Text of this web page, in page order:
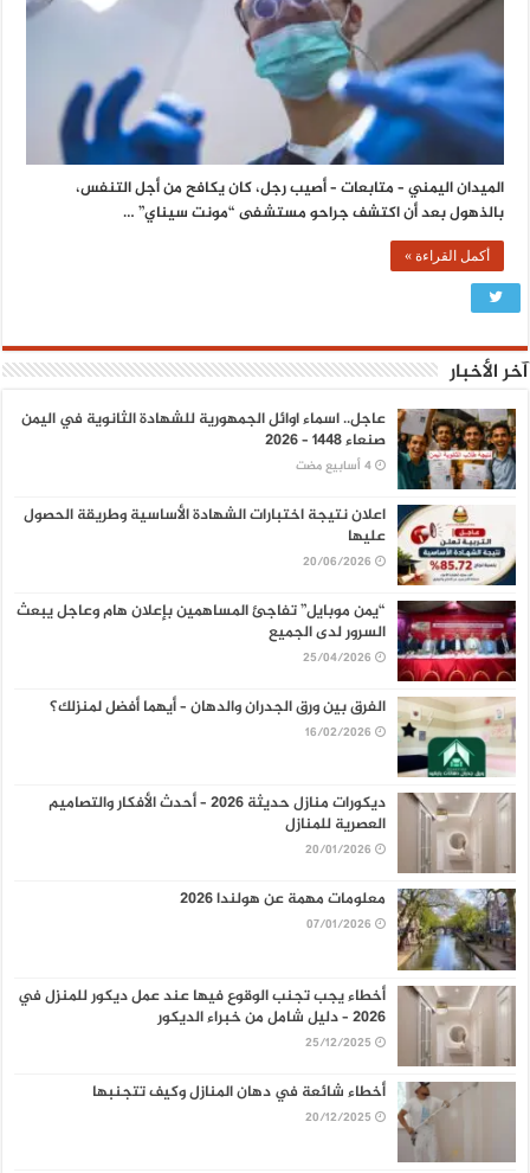
الميدان اليمني – متابعات – أصيب رجل، كان يكافح من أجل التنفس،
بالذهول بعد أن اكتشف جراحو مستشفى “مونت سيناي” …
أكمل القراءة »
آخر الأخبار
عاجل.. اسماء اوائل الجمهورية للشهادة الثانوية في اليمن
صنعاء 1448 – 2026
اعلان نتيجة اختبارات الشهادة الأساسية وطريقة الحصول
عليها
20/06/2026
“يمن موبايل” تفاجئ المساهمين بإعلان هام وعاجل يبعث
السرور لدى الجميع
25/04/2026
الفرق بين ورق الجدران والدهان – أيهما أفضل لمنزلك؟
16/02/2026
ديكورات منازل حديثة 2026 – أحدث الأفكار والتصاميم
العصرية للمنازل
20/01/2026
معلومات مهمة عن هولندا 2026
07/01/2026
أخطاء يجب تجنب الوقوع فيها عند عمل ديكور للمنزل في
2026 – دليل شامل من خبراء الديكور
25/12/2025
أخطاء شائعة في دهان المنازل وكيف تتجنبها
20/12/2025